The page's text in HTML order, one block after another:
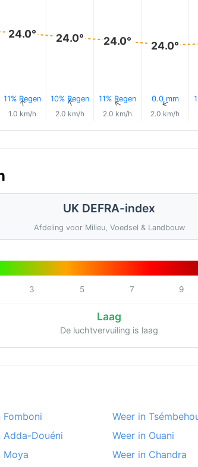
24.0°
11% Regen
↑
1.0 km/h
24.0°
10% Regen
↑
2.0 km/h
24.0°
11% Regen
↑
2.0 km/h
24.0°
0.0 mm
↑
2.0 km/h
UK DEFRA-index
Afdeling voor Milieu, Voedsel & Landbouw
3 5 7 9
Laag
De luchtvervuiling is laag
Fomboni
Weer in
Adda-Douéni
Weer in Ouani
Moya
Weer in Chandra